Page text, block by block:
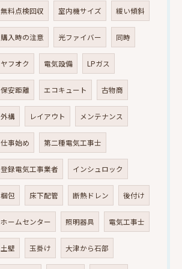
無料点検回収 室内機サイズ 緩い傾斜
購入時の注意 光ファイバー 同時
ヤフオク 電気設備 LPガス
保安距離 エコキュート 古物商
外構 レイアウト メンテナンス
仕事始め 第二種電気工事士
登録電気工事業者 インシュロック
梱包 床下配管 断熱ドレン 後付け
ホームセンター 照明器具 電気工事士
土壁 玉掛け 大津から石部